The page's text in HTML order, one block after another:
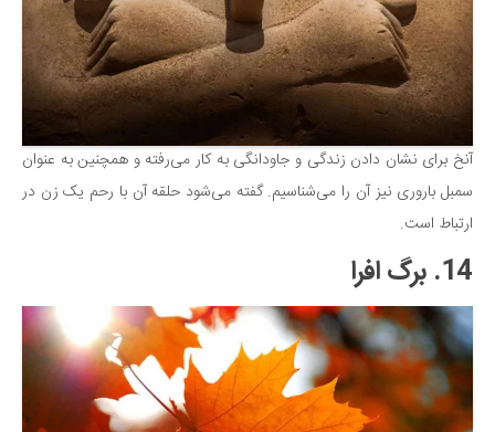
آنخ برای نشان دادن زندگی و جاودانگی به کار می‌رفته و همچنین به عنوان
سمبل باروری نیز آن را می‌شناسیم. گفته می‌شود حلقه آن با رحم یک زن در
ارتباط است.
14. برگ افرا